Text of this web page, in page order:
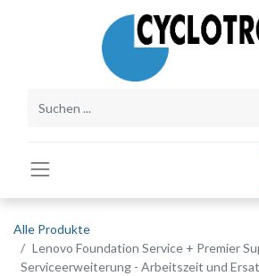
Alle Produkte
Lenovo Foundation Service + Premier
Serviceerweiterung - Arbeitszeit und